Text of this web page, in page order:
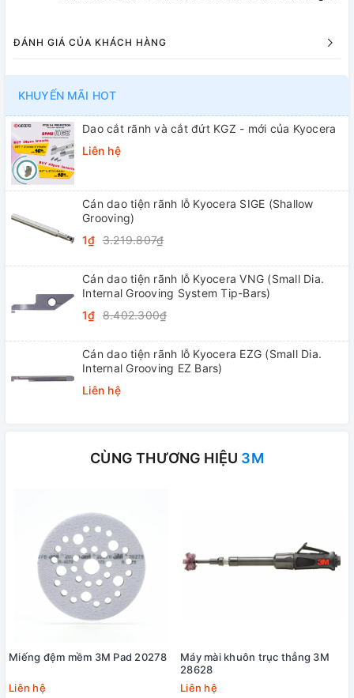
ĐÁNH GIÁ CỦA KHÁCH HÀNG
KHUYẾN MÃI HOT
Dao cắt rãnh và cắt đứt KGZ - mới của Kyocera
Liên hệ
Cán dao tiện rãnh lỗ Kyocera SIGE (Shallow
Grooving)
1₫ 3.219.807₫
Cán dao tiện rãnh lỗ Kyocera VNG (Small Dia.
Internal Grooving System Tip-Bars)
1₫ 8.402.300₫
Cán dao tiện rãnh lỗ Kyocera EZG (Small Dia.
Internal Grooving EZ Bars)
Liên hệ
CÙNG THƯƠNG HIỆU 3M
Miếng đệm mềm 3M Pad 20278
Liên hệ
Máy mài khuôn trục thẳng 3M
28628
Liên hệ